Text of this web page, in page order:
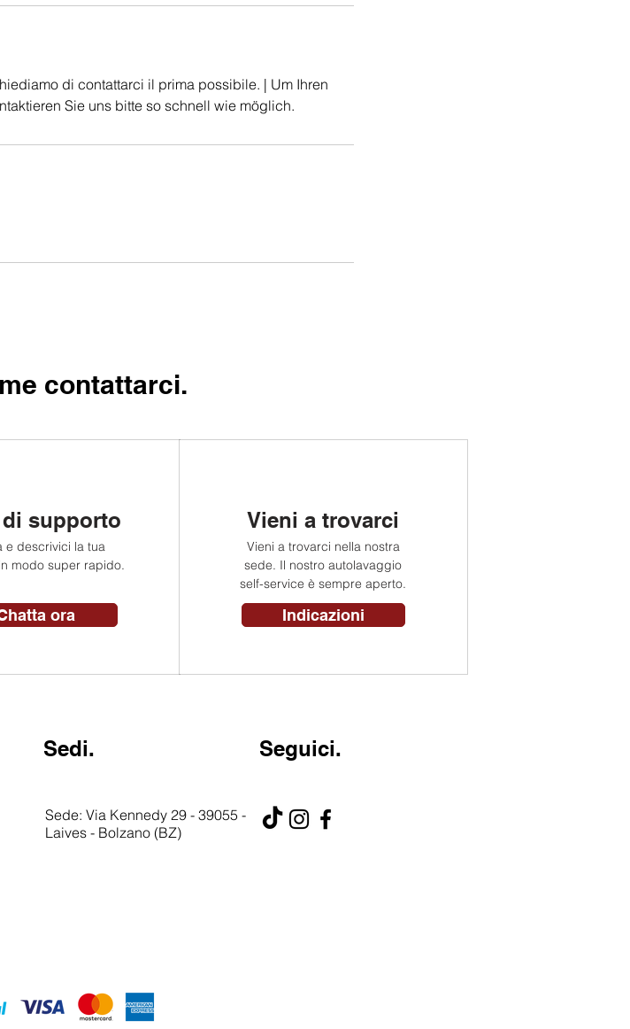
di contattarci il prima possibile. | Um Ihren
Sie uns bitte so schnell wie möglich.
contattarci.
di supporto
e descrivici la tua
modo super rapido.
ora
Vieni a trovarci
Vieni a trovarci nella nostra
sede. Il nostro autolavaggio
self-service è sempre aperto.
Indicazioni
Sedi. Seguici.
Sede: Via Kennedy 29 - 39055 -
Laives - Bolzano (BZ)